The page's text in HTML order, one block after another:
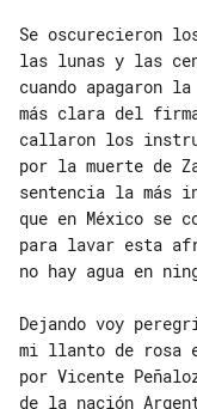
Se oscurecieron
las lunas y las
cuando apagaron
más clara del
callaron los
por la muerte de
sentencia la más
que en México se
para lavar esta
no hay agua en
Dejando voy
mi llanto de rosa
por Vicente
de la nación